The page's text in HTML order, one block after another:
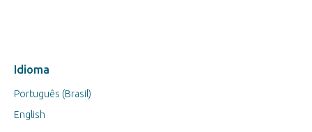
Idioma
Português (Brasil)
English